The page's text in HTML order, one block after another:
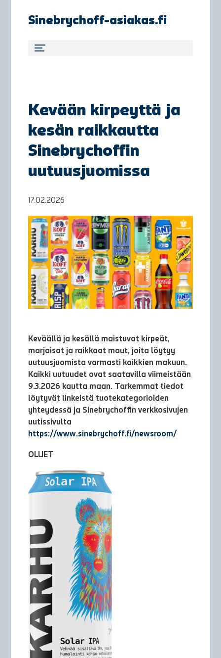
Sinebrychoff-asiakas.fi
Kevään kirpeyttä ja
kesän raikkautta
Sinebrychoffin
uutuusjuomissa
17.02.2026
Keväällä ja kesällä maistuvat kirpeät,
marjaisat ja raikkaat maut, joita löytyy
uutuusjuomista varmasti kaikkien makuun.
Kaikki uutuudet ovat saatavilla viimeistään
9.3.2026 kautta maan. Tarkemmat tiedot
löytyvät linkeistä tuotekategorioiden
yhteydessä ja Sinebrychoffin verkkosivujen
uutissivulta
https://www.sinebrychoff.fi/newsroom/
OLUET